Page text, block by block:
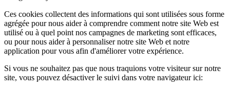
Ces cookies collectent des informations qui sont utilisées sous forme
agrégée pour nous aider à comprendre comment notre site Web est
utilisé ou à quel point nos campagnes de marketing sont efficaces,
ou pour nous aider à personnaliser notre site Web et notre
application pour vous afin d'améliorer votre expérience.
Si vous ne souhaitez pas que nous traquions votre visiteur sur notre
site, vous pouvez désactiver le suivi dans votre navigateur ici: